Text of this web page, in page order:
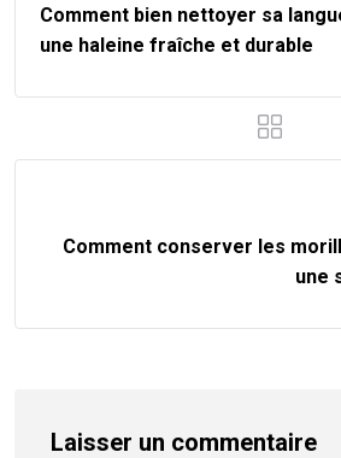
Comment bien nettoyer sa
une haleine fraîche et durable
Comment conserver les
une
Laisser un commentaire